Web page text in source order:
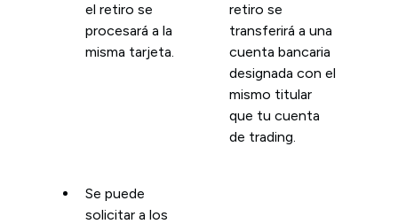
el retiro se
procesará a la
misma tarjeta.
retiro se
transferirá a una
cuenta bancaria
designada con el
mismo titular
que tu cuenta
de trading.
Se puede
solicitar a los